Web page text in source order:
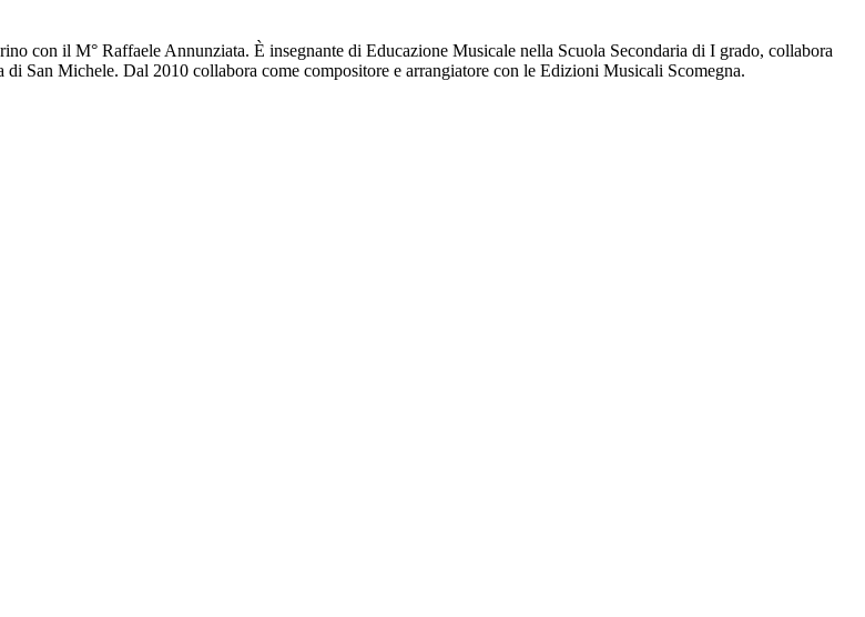
con il M° Raffaele Annunziata. È insegnante di Educazione Musicale nella Scuola Secondaria di I grado, collabora
San Michele. Dal 2010 collabora come compositore e arrangiatore con le Edizioni Musicali Scomegna.